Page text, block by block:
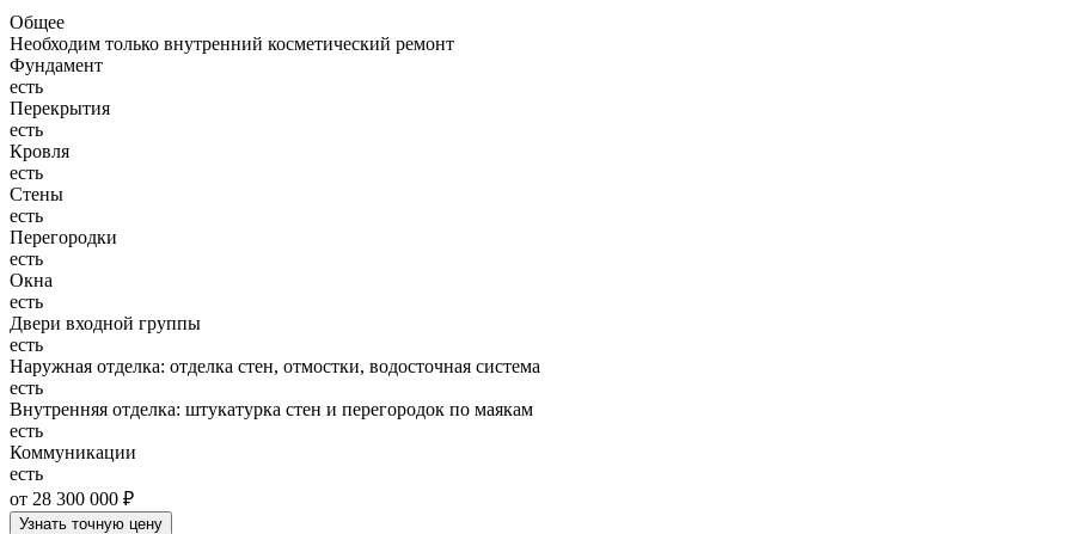
Общее
Необходим только внутренний косметический ремонт
Фундамент
есть
Перекрытия
есть
Кровля
есть
Стены
есть
Перегородки
есть
Окна
есть
Двери входной группы
есть
Наружная отделка: отделка стен, отмостки, водосточная система
есть
Внутренняя отделка: штукатурка стен и перегородок по маякам
есть
Коммуникации
есть
от 28 300 000 ₽
Узнать точную цену